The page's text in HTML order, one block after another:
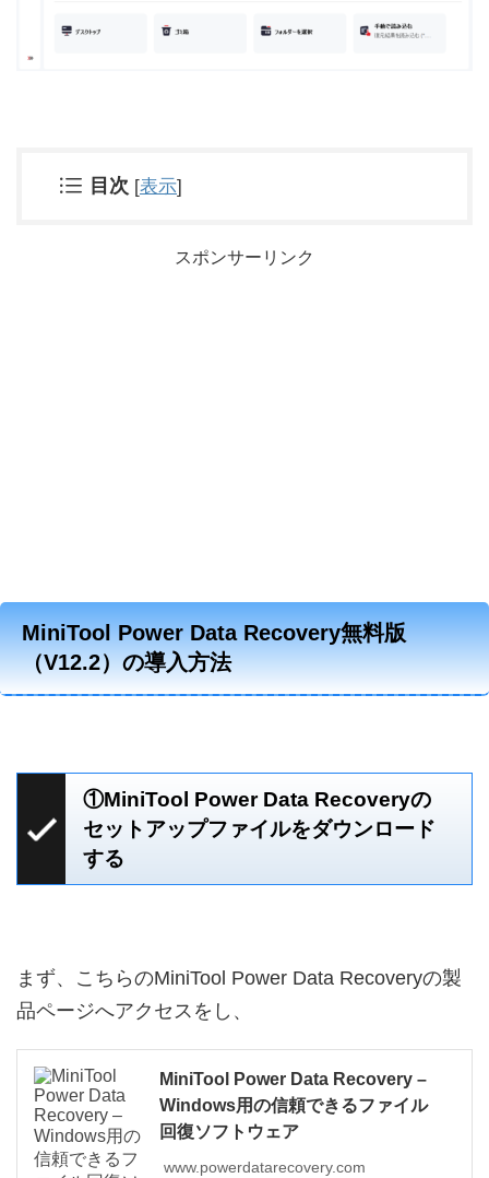
目次 [表示]
スポンサーリンク
MiniTool Power Data Recovery無料版
（V12.2）の導入方法
①MiniTool Power Data Recoveryの
セットアップファイルをダウンロード
する
まず、こちらのMiniTool Power Data Recoveryの製
品ページへアクセスをし、
MiniTool Power Data Recovery –
Windows用の信頼できるファイル
回復ソフトウェア
www.powerdatarecovery.com